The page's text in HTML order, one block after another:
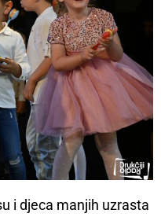
i djeca manjih uzrasta